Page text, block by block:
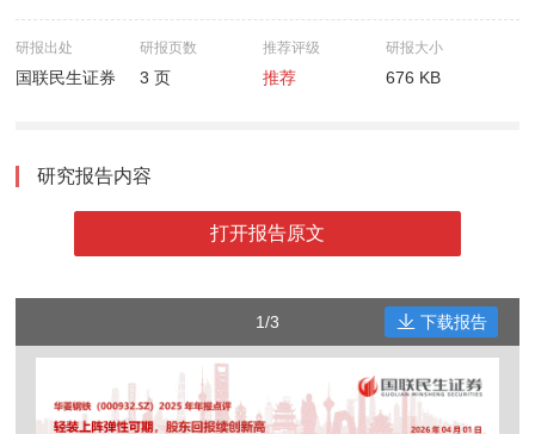
研报出处
国联民生证券
研报页数
3 页
推荐评级
推荐
研报大小
676 KB
研究报告内容
打开报告原文
1/3 下载报告